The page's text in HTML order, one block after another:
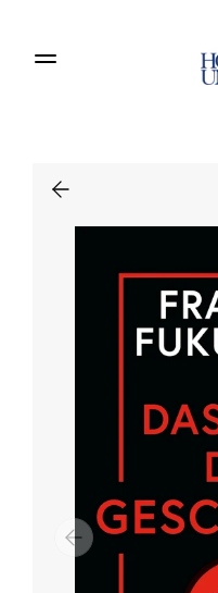
Produkte entdecken